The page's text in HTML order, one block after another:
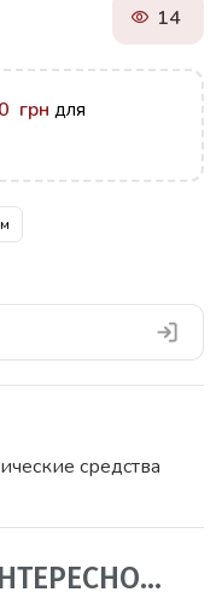
14
грн для
средства